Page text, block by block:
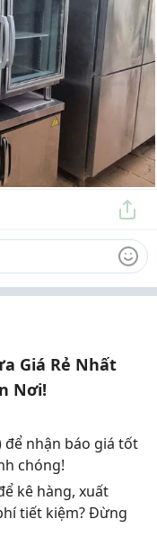
Giá Rẻ Nhất
Nơi!
để nhận báo giá tốt
chóng!
kê hàng, xuất
tiết kiệm? Đừng